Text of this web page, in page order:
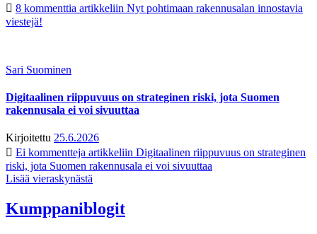
8 kommenttia artikkeliin Nyt pohtimaan rakennusalan innostavia
viestejä!
Sari Suominen
Digitaalinen riippuvuus on strateginen riski, jota Suomen
rakennusala ei voi sivuuttaa
Kirjoitettu 25.6.2026
Ei kommentteja artikkeliin Digitaalinen riippuvuus on strateginen
riski, jota Suomen rakennusala ei voi sivuuttaa
Lisää vieraskynästä
Kumppaniblogit